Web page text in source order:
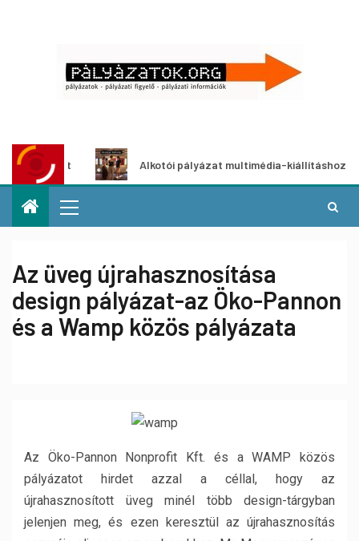
Alkotói pályázat multimédia-kiállításhoz
Az üveg újrahasznosítása
design pályázat-az Öko-Pannon
és a Wamp közös pályázata
Az Öko-Pannon Nonprofit Kft. és a WAMP közös
pályázatot hirdet azzal a céllal, hogy az
újrahasznosított üveg minél több design-tárgyban
jelenjen meg, és ezen keresztül az újrahasznosítás